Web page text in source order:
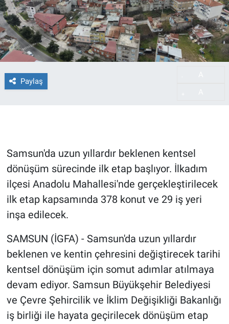
Paylaş
Samsun'da uzun yıllardır beklenen kentsel
dönüşüm sürecinde ilk etap başlıyor. İlkadım
ilçesi Anadolu Mahallesi'nde gerçekleştirilecek
ilk etap kapsamında 378 konut ve 29 iş yeri
inşa edilecek.
SAMSUN (İGFA) - Samsun'da uzun yıllardır
beklenen ve kentin çehresini değiştirecek tarihi
kentsel dönüşüm için somut adımlar atılmaya
devam ediyor. Samsun Büyükşehir Belediyesi
ve Çevre Şehircilik ve İklim Değişikliği Bakanlığı
iş birliği ile hayata geçirilecek dönüşüm etap